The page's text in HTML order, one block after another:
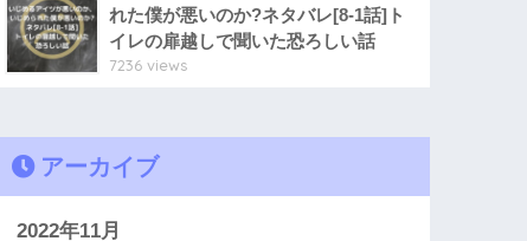
れた僕が悪いのか?ネタバレ[8-1話]ト
イレの扉越しで聞いた恐ろしい話
7236 views
アーカイブ
2022年11月